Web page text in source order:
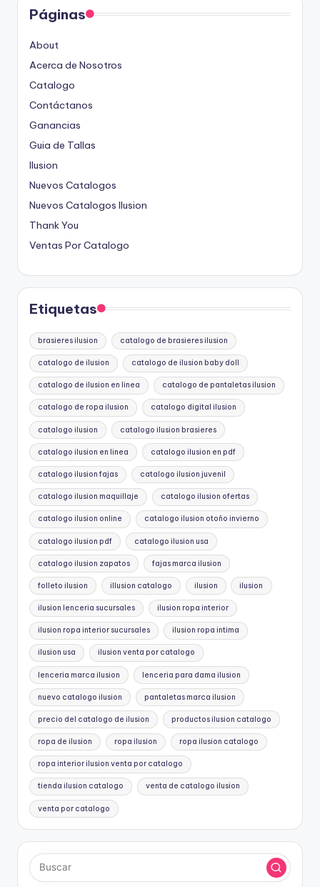
Páginas
About
Acerca de Nosotros
Catalogo
Contáctanos
Ganancias
Guia de Tallas
Ilusion
Nuevos Catalogos
Nuevos Catalogos Ilusion
Thank You
Ventas Por Catalogo
Etiquetas
brasieres ilusion catalogo de brasieres ilusion
catalogo de ilusion catalogo de ilusion baby doll
catalogo de ilusion en linea catalogo de pantaletas ilusion
catalogo de ropa ilusion catalogo digital ilusion
catalogo ilusion catalogo ilusion brasieres
catalogo ilusion en linea catalogo ilusion en pdf
catalogo ilusion fajas catalogo ilusion juvenil
catalogo ilusion maquillaje catalogo ilusion ofertas
catalogo ilusion online catalogo ilusion otoño invierno
catalogo ilusion pdf catalogo ilusion usa
catalogo ilusion zapatos fajas marca ilusion
folleto ilusion illusion catalogo ilusion ilusion
ilusion lenceria sucursales ilusion ropa interior
ilusion ropa interior sucursales ilusion ropa intima
ilusion usa ilusion venta por catalogo
lenceria marca ilusion lenceria para dama ilusion
nuevo catalogo ilusion pantaletas marca ilusion
precio del catalogo de ilusion productos ilusion catalogo
ropa de ilusion ropa ilusion ropa ilusion catalogo
ropa interior ilusion venta por catalogo
tienda ilusion catalogo venta de catalogo ilusion
venta por catalogo